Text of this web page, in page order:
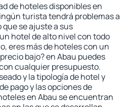
de hoteles disponibles en
turista tendrá problemas a
se ajuste a sus
hotel de alto nivel con todo
eres más de hoteles con un
bajo? en Abau puedes
cualquier presupuesto.
y la tipología de hotel y
pago y las opciones de
en Abau se encuentran